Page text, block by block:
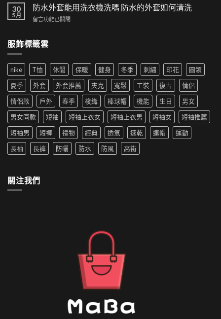
街
風
來
尚
革
新〉
中
時
尚！
工
短
褲
為
夏
季
新
寵〉
中
夫
帽
如
搭|
生
穿
搭
推
薦|
女
生
穿
搭
推
薦〉
中
30
5 月
防水外套能用洗衣機洗嗎 防水的外套如何清洗
在
外
用
洗
衣
機
嗎
防
水
外
套
清
洗〉
留言功能已關閉
服飾標籤雲
nike T恤 休閒 保暖 健身 冬季 刺繡 印花
圓領
夏季
外套 外套推薦 夾克 寬鬆 工裝 復古
情侶
情侶款
戶外 春季 梭織 棒球帽 機能 生日
男女
男女同款
短袖 短袖上衣女 短袖上衣男 短袖女
短袖推薦
短袖男
短褲 禮物 經典 透氣 速乾 連帽
運動
長袖
長褲 防曬 防水 防風 高街
關注我們